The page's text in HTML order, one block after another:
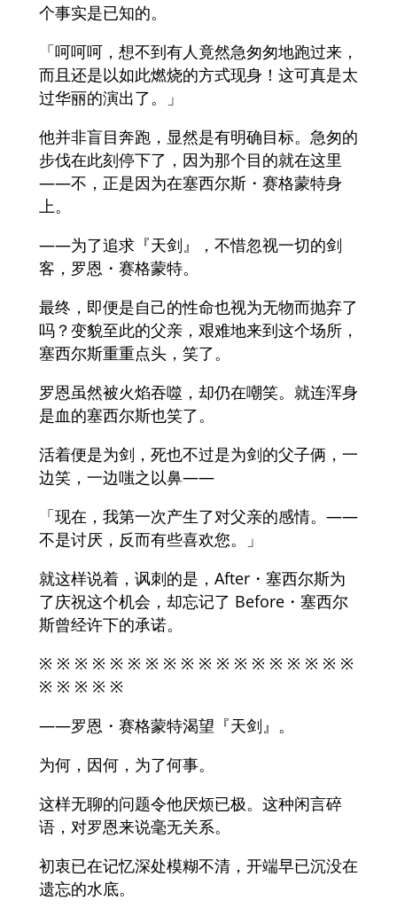
个事实是已知的。
「呵呵呵，想不到有人竟然急匆匆地跑过来，
而且还是以如此燃烧的方式现身！这可真是太
过华丽的演出了。」
他并非盲目奔跑，显然是有明确目标。急匆的
步伐在此刻停下了，因为那个目的就在这里
——不，正是因为在塞西尔斯・赛格蒙特身
上。
——为了追求『天剑』，不惜忽视一切的剑
客，罗恩・赛格蒙特。
最终，即便是自己的性命也视为无物而抛弃了
吗？变貌至此的父亲，艰难地来到这个场所，
塞西尔斯重重点头，笑了。
罗恩虽然被火焰吞噬，却仍在嘲笑。就连浑身
是血的塞西尔斯也笑了。
活着便是为剑，死也不过是为剑的父子俩，一
边笑，一边嗤之以鼻——
「现在，我第一次产生了对父亲的感情。——
不是讨厌，反而有些喜欢您。」
就这样说着，讽刺的是，After・塞西尔斯为
了庆祝这个机会，却忘记了 Before・塞西尔
斯曾经许下的承诺。
※ ※ ※ ※ ※ ※ ※ ※ ※ ※ ※ ※ ※ ※ ※ ※ ※ ※
※ ※ ※ ※ ※
——罗恩・赛格蒙特渴望『天剑』。
为何，因何，为了何事。
这样无聊的问题令他厌烦已极。这种闲言碎
语，对罗恩来说毫无关系。
初衷已在记忆深处模糊不清，开端早已沉没在
遗忘的水底。